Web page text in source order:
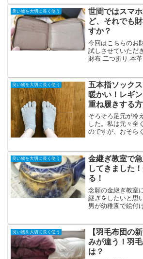
さくて薄くてめっ
に入りになりまし
良い物を大切に長く使う
世間ではスマ
ど、それでも
すか？
今回はこちらのお
試しさせてい
財布 二つ折り 本
の保存袋入りだか
そう！外ポケット
良い物を大切に長く使う
五本指ソック
暖かい！レギ
重ね履きする
そろそろ足元が冷
した。私は元々全
のですが、おそら
を探したんですが
た時に全部捨てて
良い物を大切に長く使う
金継ぎ教室で
してきました
る！
念願の金継ぎ教室
継ぎをしたいと思
男が幼稚園で絵付
あった東急ハンズ
トは1万円以上し
良い物を大切に長く使う
【羽毛布団の
みが違う！羽
は？